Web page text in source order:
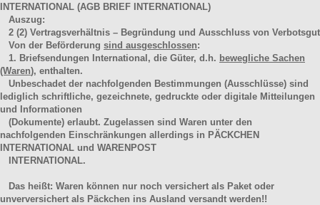
INTERNATIONAL (AGB BRIEF INTERNATIONAL)
Auszug:
2 (2) Vertragsverhältnis – Begründung und Ausschluss von Verbotsgut
Von der Beförderung sind ausgeschlossen:
1. Briefsendungen International, die Güter, d.h. bewegliche Sachen
(Waren), enthalten.
Unbeschadet der nachfolgenden Bestimmungen (Ausschlüsse) sind
lediglich schriftliche, gezeichnete, gedruckte oder digitale Mitteilungen
und Informationen
(Dokumente) erlaubt. Zugelassen sind Waren unter den
nachfolgenden Einschränkungen allerdings in PÄCKCHEN
INTERNATIONAL und WARENPOST
INTERNATIONAL.
Das heißt: Waren können nur noch versichert als Paket oder
unverversichert als Päckchen ins Ausland versandt werden!!